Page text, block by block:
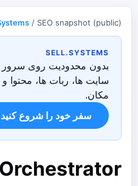
/ SEO snapshot (public)
SELL.SYSTEMS
بدون محدودیت روی سرور
سایت ها، ربات ها، محتوا
مکان.
سفر خود را شروع کنید